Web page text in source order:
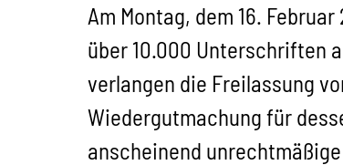
Am Montag, dem 16.
über 10.000 Unterschriften
verlangen die Freilassung
Wiedergutmachung für
anscheinend